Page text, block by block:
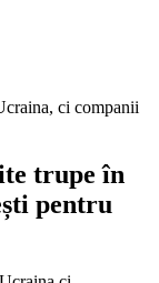
ci companii
trupe în
pentru